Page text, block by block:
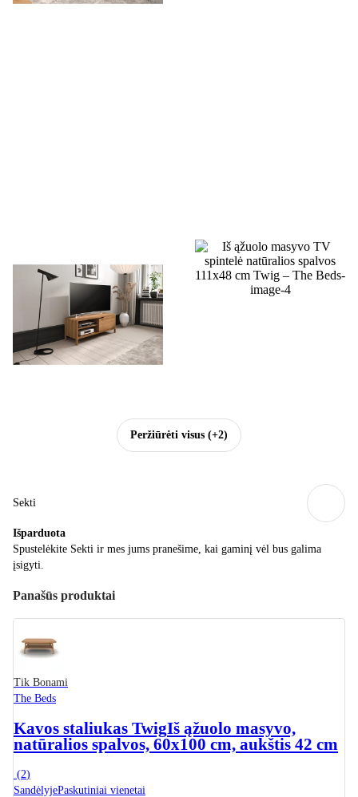
Peržiūrėti visus (+2)
Sekti
Išparduota
Spustelėkite Sekti ir mes jums pranešime, kai gaminį vėl bus galima
įsigyti.
Panašūs produktai
Tik Bonami
The Beds
Kavos staliukas TwigIš ąžuolo masyvo,
natūralios spalvos, 60x100 cm, aukštis 42 cm
(2)
SandėlyjePaskutiniai vienetai